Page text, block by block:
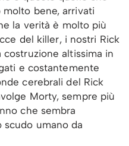
bene, arrivati
la verità è molto più
del killer, i nostri Rick
altissima in
e costantemente
cerebrali del Rick
Morty, sempre più
che sembra
umano da